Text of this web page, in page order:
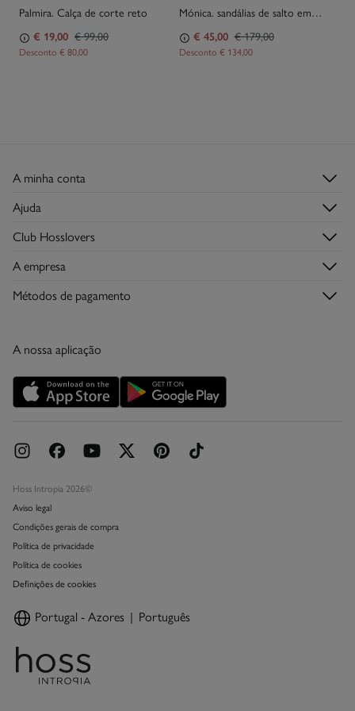
Palmira. Calça de corte reto
€ 19,00 € 99,00
Desconto € 80,00
Mónica. sandálias de salto em cetim
€ 45,00 € 179,00
Desconto € 134,00
A minha conta
Registar-me
Histórico de Encomendas
Moradas de envio
Ajuda
Envios
Trocas, devoluções e desistências
Cartão Presente Online
Promoções vigentes
Livro de Reclamações online
Club Hosslovers
Torne-se Hosslover →
A empresa
Descubra a app
Métodos de pagamento
A nossa aplicação
Hoss Intropia 2026©
Aviso legal
Condições gerais de compra
Política de privacidade
Política de cookies
Definições de cookies
Portugal - Azores Português